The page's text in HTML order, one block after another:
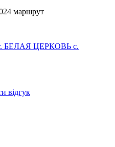
маршрут
БЕЛАЯ ЦЕРКОВЬ с.
відгук